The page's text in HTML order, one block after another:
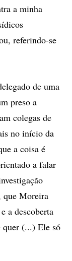
a minha
referindo-se
de uma
preso a
colegas de
no início da
a coisa é
a falar
que Moreira
a descoberta
quer (...) Ele só